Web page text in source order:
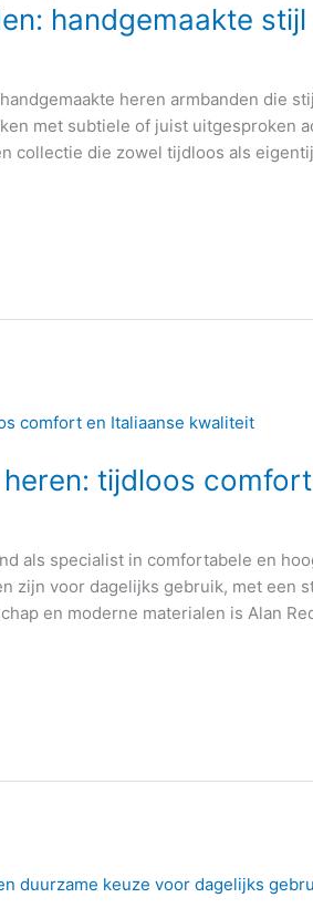
handgemaakte
heren armbanden die
met subtiele of juist uitgesproken
collectie die zowel tijdloos als
tijdloos
als specialist in comfortabele en
zijn voor dagelijks gebruik, met een
en moderne materialen is Alan